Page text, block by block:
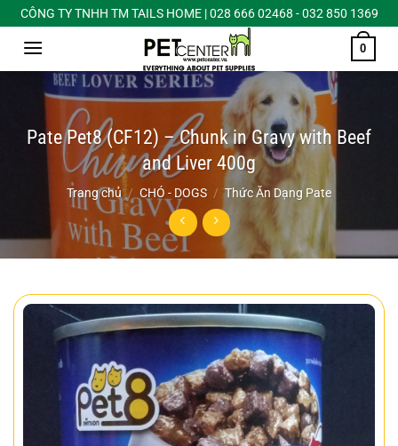
Chuyển
đến
dung
CÔNG TY TNHH TM TAILS HOME | 028 666 02468 - 032 850 1369
0
Pate Pet8 (CF12) – Chunk in Gravy with Beef
and Liver 400g
Trang chủ / CHÓ - DOGS / Thức Ăn Dạng Pate